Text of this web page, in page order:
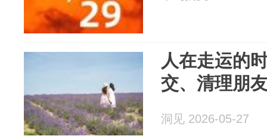
人在走运的
交、清理朋
洞见 2026-05-27